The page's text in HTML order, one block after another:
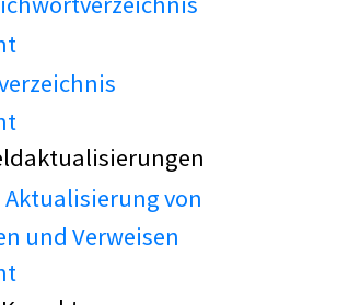
Aktualisierung von
und Verweisen